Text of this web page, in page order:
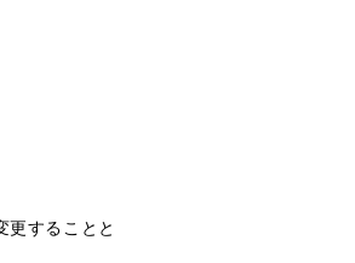
更することと